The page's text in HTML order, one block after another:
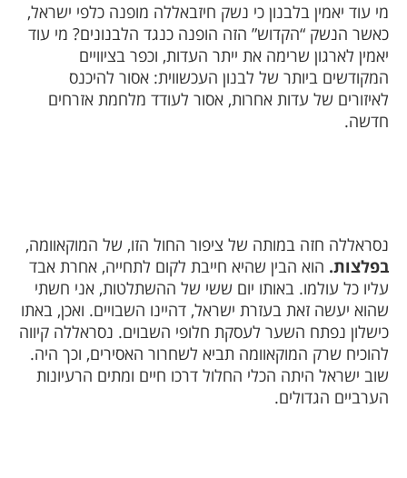
מי עוד יאמין בלבנון כי נשק חיזבאללה מופנה כלפי ישראל,
כאשר הנשק “הקדוש” הזה הופנה כנגד הלבנונים? מי עוד
יאמין לארגון שרימה את ייתר העדות, וכפר בציוויים
המקודשים ביותר של לבנון העכשווית: אסור להיכנס
לאיזורים של עדות אחרות, אסור לעודד מלחמת אזרחים
חדשה.
נסראללה חזה במותה של ציפור החול הזו, של המוקאוומה,
בפלצות. הוא הבין שהיא חייבת לקום לתחייה, אחרת אבד
עליו כל עולמו. באותו יום ששי של ההשתלטות, אני חשתי
שהוא יעשה זאת בעזרת ישראל, דהיינו השבויים. ואכן, באתו
כישלון נפתח השער לעסקת חלופי השבוים. נסראללה קיווה
להוכיח שרק המוקאוומה תביא לשחרור האסירים, וכך היה.
שוב ישראל היתה הכלי החלול דרכו חיים ומתים הרעיונות
הערביים הגדולים.